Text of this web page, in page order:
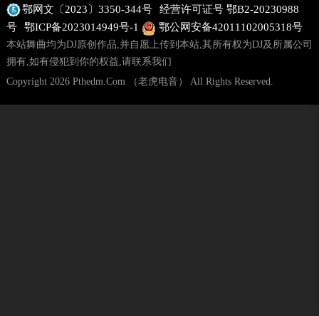
地图
鄂网文〔2023〕3350-344号
经营许可证号 鄂B2-20230988
号
鄂ICP备2023014949号-1 鄂公网安备42011102005318号
本站舞曲均为DJ原创作品,并自愿上传到本站,其所有权为DJ及所属公司
拥有,如有侵犯到你的权益,请联系我们
Copyright 2026 Pthedm.Com （老虎电音） All Rights Reserved.